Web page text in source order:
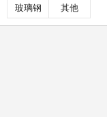
玻璃钢
其他